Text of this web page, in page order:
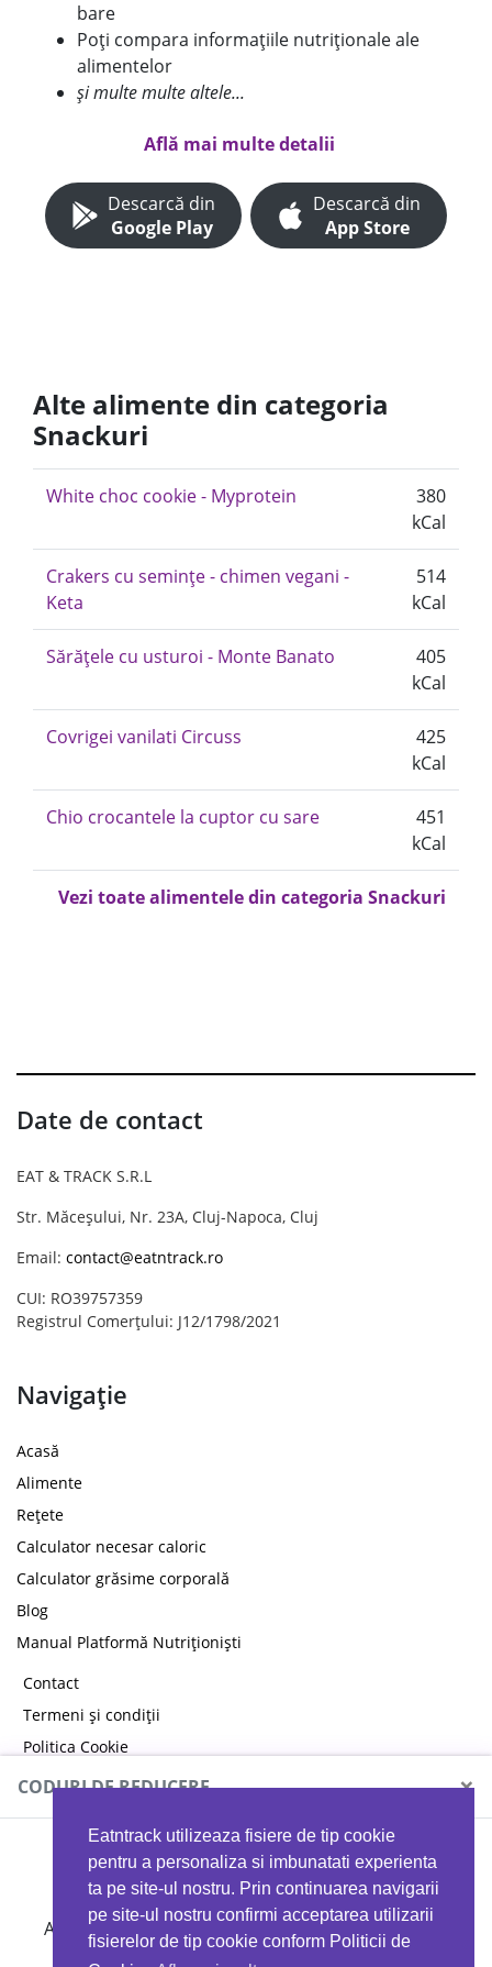
Eatntrack utilizeaza fisiere de tip cookie
pentru a personaliza si imbunatati experienta
ta pe site-ul nostru. Prin continuarea navigarii
pe site-ul nostru confirmi acceptarea utilizarii
fisierelor de tip cookie conform Politicii de
bare
Poți compara informațiile nutriționale ale
alimentelor
și multe multe altele...
Află mai multe detalii
Descarcă din
Google Play
Descarcă din
App Store
Alte alimente din categoria
Snackuri
White choc cookie - Myprotein
380
kCal
Crakers cu semințe - chimen vegani -
Keta
514
kCal
Sărățele cu usturoi - Monte Banato
405
kCal
Covrigei vanilati Circuss
425
kCal
Chio crocantele la cuptor cu sare
451
kCal
Vezi toate alimentele din categoria Snackuri
Date de contact
EAT & TRACK S.R.L
Str. Măceșului, Nr. 23A, Cluj-Napoca, Cluj
Email: contact@eatntrack.ro
CUI: RO39757359
Registrul Comerțului: J12/1798/2021
Navigație
Acasă
Alimente
Rețete
Calculator necesar caloric
Calculator grăsime corporală
Blog
Manual Platformă Nutriționiști
Contact
Termeni și condiții
Politica Cookie
Politica de confidențialitate
CODURI DE REDUCERE ×
MYPROTEIN
Ai 40%reducere la orice comandă folosind codul
EATTRACK